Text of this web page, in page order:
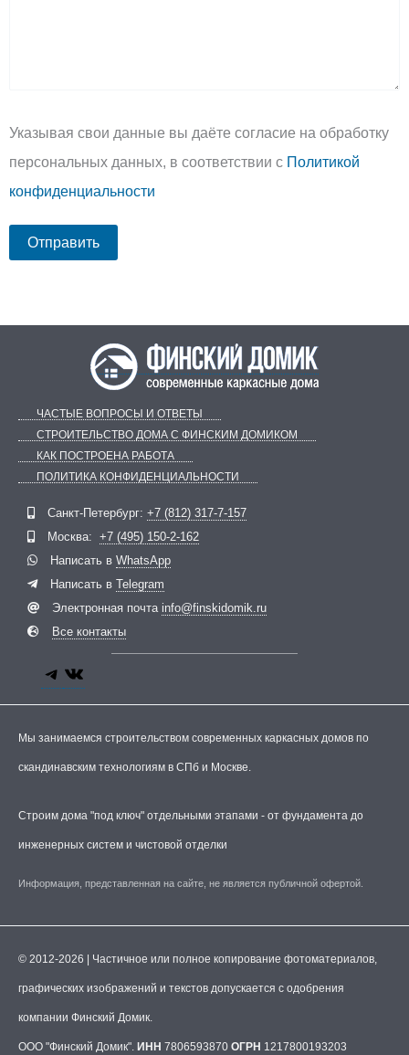
Указывая свои данные вы даёте согласие на обработку
персональных данных, в соответствии с Политикой
конфиденциальности
ЧАСТЫЕ ВОПРОСЫ И ОТВЕТЫ
СТРОИТЕЛЬСТВО ДОМА С ФИНСКИМ ДОМИКОМ
КАК ПОСТРОЕНА РАБОТА
ПОЛИТИКА КОНФИДЕНЦИАЛЬНОСТИ
Санкт-Петербург: +7 (812) 317-7-157
Москва: +7 (495) 150-2-162
Написать в WhatsApp
Написать в Telegram
Электронная почта info@finskidomik.ru
Все контакты
Telegram
ВКонтакте
Мы занимаемся строительством современных каркасных домов по
скандинавским технологиям в СПб и Москве.
Строим дома "под ключ" отдельными этапами - от фундамента до
инженерных систем и чистовой отделки
Информация, представленная на сайте, не является публичной офертой.
© 2012-2026 | Частичное или полное копирование фотоматериалов,
графических изображений и текстов допускается с одобрения
компании Финский Домик.
ООО "Финский Домик". ИНН 7806593870 ОГРН 1217800193203